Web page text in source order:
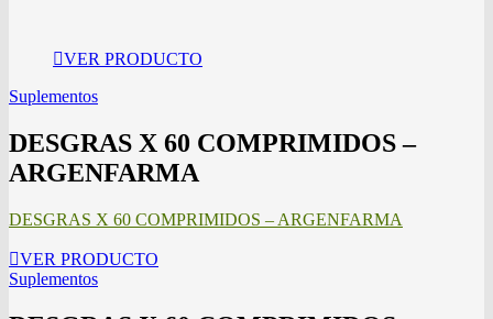
VER PRODUCTO
Suplementos
DESGRAS X 60 COMPRIMIDOS –
ARGENFARMA
DESGRAS X 60 COMPRIMIDOS – ARGENFARMA
VER PRODUCTO
Suplementos